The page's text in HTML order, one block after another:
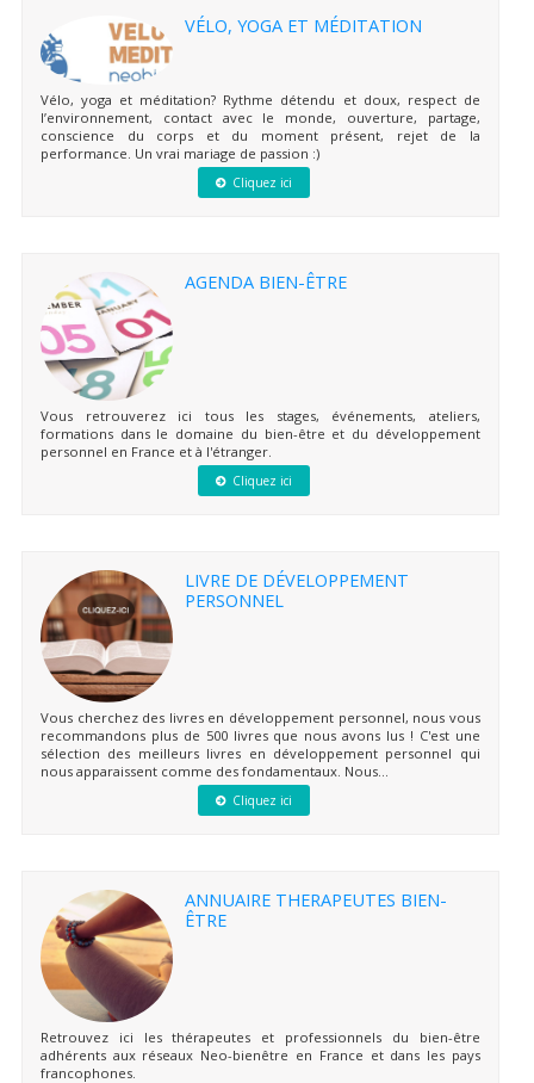
VÉLO, YOGA ET MÉDITATION
Vélo, yoga et méditation? Rythme détendu et doux, respect de
l’environnement, contact avec le monde, ouverture, partage,
conscience du corps et du moment présent, rejet de la
performance. Un vrai mariage de passion :)
Cliquez ici
AGENDA BIEN-ÊTRE
Vous retrouverez ici tous les stages, événements, ateliers,
formations dans le domaine du bien-être et du développement
personnel en France et à l'étranger.
Cliquez ici
LIVRE DE DÉVELOPPEMENT
PERSONNEL
Vous cherchez des livres en développement personnel, nous vous
recommandons plus de 500 livres que nous avons lus ! C'est une
sélection des meilleurs livres en développement personnel qui
nous apparaissent comme des fondamentaux. Nous...
Cliquez ici
ANNUAIRE THERAPEUTES BIEN-
ÊTRE
Retrouvez ici les thérapeutes et professionnels du bien-être
adhérents aux réseaux Neo-bienêtre en France et dans les pays
francophones.